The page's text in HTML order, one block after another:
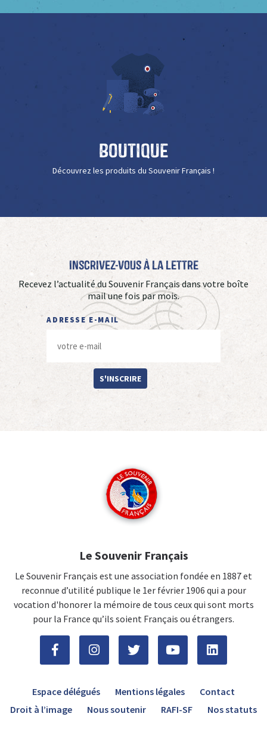
Boutique
Découvrez les produits du Souvenir Français !
Inscrivez-vous à La Lettre
Recevez l’actualité du Souvenir Français dans votre boîte
mail une fois par mois.
ADRESSE E-MAIL
S'INSCRIRE
Le Souvenir Français
Le Souvenir Français est une association fondée en 1887 et
reconnue d’utilité publique le 1er février 1906 qui a pour
vocation d'honorer la mémoire de tous ceux qui sont morts
pour la France qu’ils soient Français ou étrangers.
Espace délégués Mentions légales
Contact
Droit à l’image
Nous soutenir RAFI-SF Nos statuts